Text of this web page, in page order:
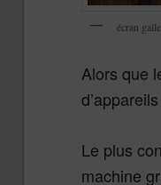
écran
Alors que
Le plus
machine